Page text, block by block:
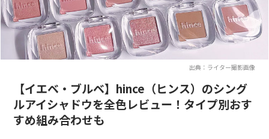
出典：ライター撮影画像
【イエベ・ブルベ】hince（ヒンス）のシング
ルアイシャドウを全色レビュー！タイプ別おす
すめ組み合わせも